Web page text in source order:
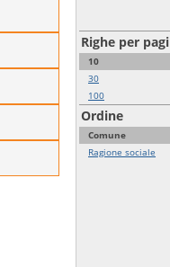
Righe per
10
30
100
Ordine
Comune
Ragione sociale